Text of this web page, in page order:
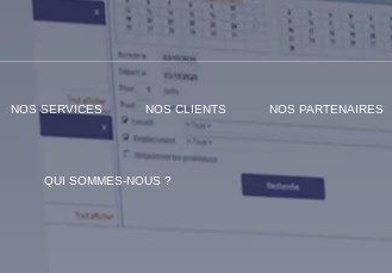
NOS SERVICES NOS CLIENTS NOS PARTENAIRES
QUI SOMMES-NOUS ?